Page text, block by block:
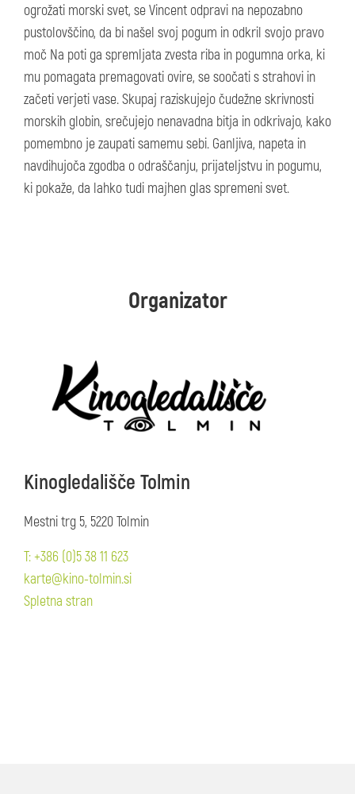
ogrožati morski svet, se Vincent odpravi na nepozabno
pustolovščino, da bi našel svoj pogum in odkril svojo pravo
moč Na poti ga spremljata zvesta riba in pogumna orka, ki
mu pomagata premagovati ovire, se soočati s strahovi in
začeti verjeti vase. Skupaj raziskujejo čudežne skrivnosti
morskih globin, srečujejo nenavadna bitja in odkrivajo, kako
pomembno je zaupati samemu sebi. Ganljiva, napeta in
navdihujoča zgodba o odraščanju, prijateljstvu in pogumu,
ki pokaže, da lahko tudi majhen glas spremeni svet.
Organizator
Kinogledališče Tolmin
Mestni trg 5, 5220 Tolmin
T: +386 (0)5 38 11 623
karte@kino-tolmin.si
Spletna stran